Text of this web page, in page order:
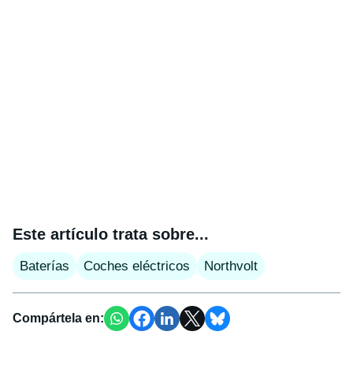
Este artículo trata sobre...
Baterías Coches eléctricos Northvolt
Compártela en: